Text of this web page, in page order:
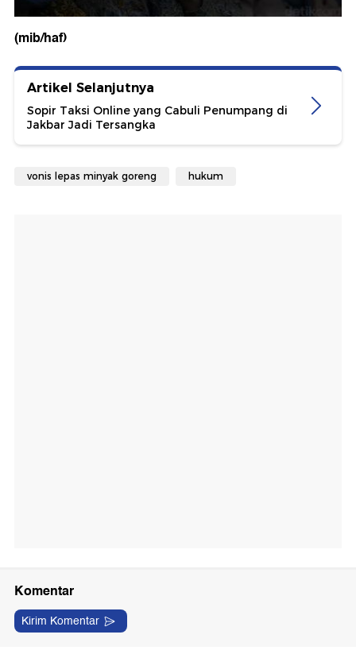
(mib/haf)
Artikel Selanjutnya
Sopir Taksi Online yang Cabuli Penumpang di
Jakbar Jadi Tersangka
vonis lepas minyak goreng hukum